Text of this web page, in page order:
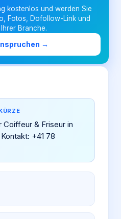
kostenlos und werden Sie
Fotos, Dofollow-Link und
Branche.
→
Coiffeur & Friseur in
+41 78